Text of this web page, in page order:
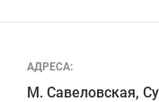
АДРЕСА:
М. Савеловская,